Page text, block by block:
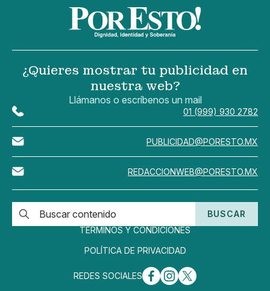
¿Quieres mostrar tu publicidad en
nuestra web?
Llámanos o escríbenos un mail
01 (999) 930 2782
PUBLICIDAD@PORESTO.MX
REDACCIONWEB@PORESTO.MX
BUSCAR
TÉRMINOS Y CONDICIONES
POLÍTICA DE PRIVACIDAD
REDES SOCIALES